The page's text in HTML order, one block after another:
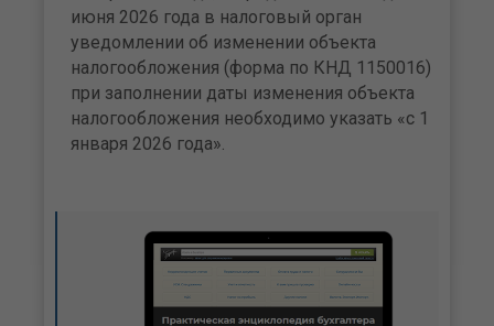
июня 2026 года в налоговый орган
уведомлении об изменении объекта
налогообложения (форма по КНД 1150016)
при заполнении даты изменения объекта
налогообложения необходимо указать «с 1
января 2026 года».